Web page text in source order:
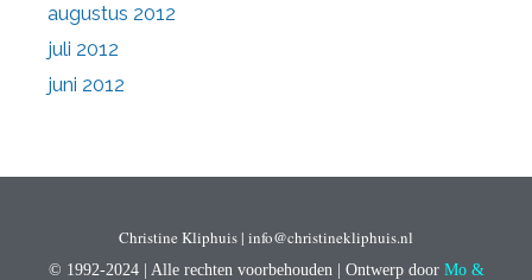
augustus 2012
juli 2012
juni 2012
Christine Kliphuis | info@christinekliphuis.nl
© 1992-2024 | Alle rechten voorbehouden | Ontwerp door Mo &